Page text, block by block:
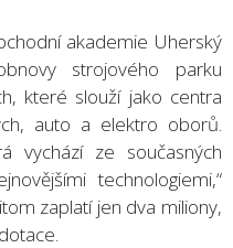
akademie Uherský
strojového parku
které slouží jako centra
auto a elektro oborů.
vychází ze současných
technologiemi,“
zaplatí jen dva miliony,